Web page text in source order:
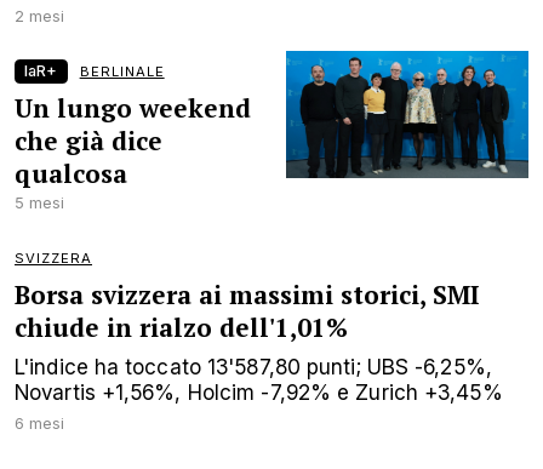
2 mesi
laR+ BERLINALE
Un lungo weekend
che già dice
qualcosa
5 mesi
SVIZZERA
Borsa svizzera ai massimi storici, SMI
chiude in rialzo dell'1,01%
L'indice ha toccato 13'587,80 punti; UBS -6,25%,
Novartis +1,56%, Holcim -7,92% e Zurich +3,45%
6 mesi